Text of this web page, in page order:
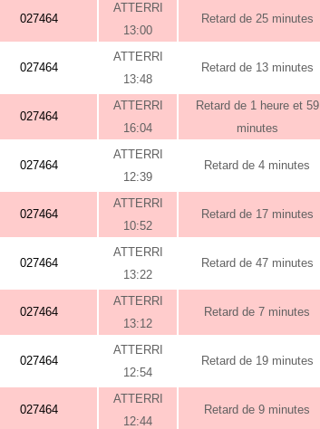
027464
ATTERRI
13:00
Retard de 25 minutes
027464
ATTERRI
13:48
Retard de 13 minutes
027464
ATTERRI
16:04
Retard de 1 heure et 59
minutes
027464
ATTERRI
12:39
Retard de 4 minutes
027464
ATTERRI
10:52
Retard de 17 minutes
027464
ATTERRI
13:22
Retard de 47 minutes
027464
ATTERRI
13:12
Retard de 7 minutes
027464
ATTERRI
12:54
Retard de 19 minutes
027464
ATTERRI
12:44
Retard de 9 minutes